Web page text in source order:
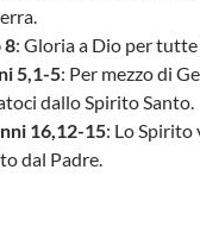
8: Gloria a Dio per tutte
5,1-5: Per mezzo di
dallo Spirito Santo.
16,12-15: Lo Spirito
dal Padre.